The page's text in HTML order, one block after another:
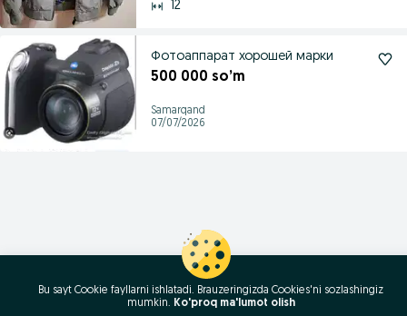
12
Фотоаппарат хорошей марки
500 000 so’m
Samarqand
07/07/2026
Bu sayt Cookie fayllarni ishlatadi. Brauzeringizda Cookies'ni sozlashingiz
mumkin. Ko'proq ma'lumot olish